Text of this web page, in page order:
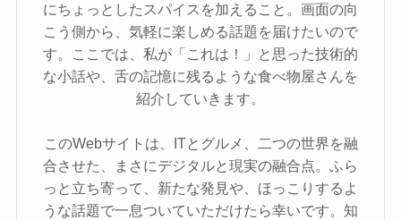
にちょっとしたスパイスを加えること。画面の向
こう側から、気軽に楽しめる話題を届けたいので
す。ここでは、私が「これは！」と思った技術的
な小話や、舌の記憶に残るような食べ物屋さんを
紹介していきます。
このWebサイトは、ITとグルメ、二つの世界を融
合させた、まさにデジタルと現実の融合点。ふら
っと立ち寄って、新たな発見や、ほっこりするよ
うな話題で一息ついていただけたら幸いです。知